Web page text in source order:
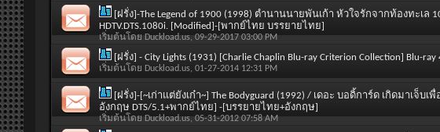
[ฝรั่ง]-The Legend of 1900 (1998) ตำนานนายพันเก้า หัวใจรักจากท้องทะเล
HDTV.DTS.1080i. [Modified]-[พากย์ไทย บรรยายไทย]
เริ่มต้นโดย Duckload.us, 09-29-2017 03:00 PM
[ฝรั่ง] - City Lights (1931) [Charlie Chaplin Blu-ray Criterion Collection] Blu-ray
เริ่มต้นโดย Duckload.us, 01-27-2014 12:31 PM
[ฝรั่ง]-[~เก่าแต่ยังเก๋า~] The Bodyguard (1992) / เดอะ บอดิ้การ์ด เกิดมาเจ็บเ
อังกฤษ DTS/5.1+พากย์ไทย] -[บรรยายไทย+อังกฤษ]
เริ่มต้นโดย Duckload.us, 05-31-2012 07:58 AM